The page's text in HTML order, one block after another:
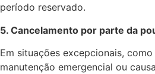
período reservado.
5. Cancelamento por parte da
Em situações excepcionais,
manutenção emergencial ou